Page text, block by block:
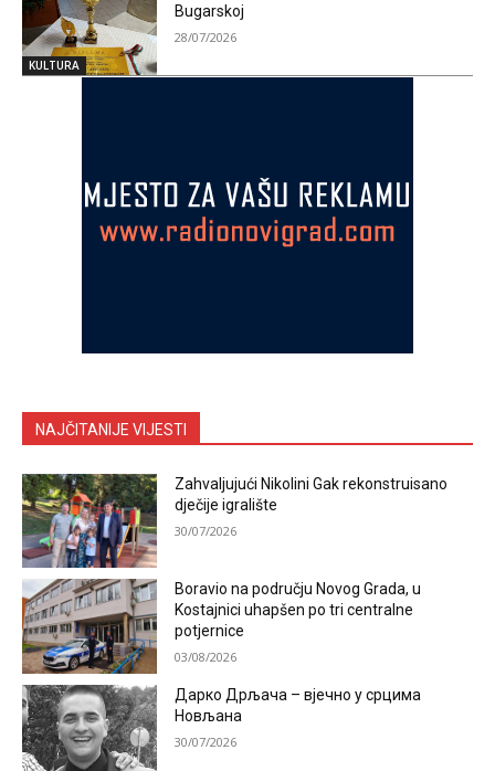
KULTURA
Bugarskoj
28/07/2026
NAJČITANIJE VIJESTI
Zahvaljujući Nikolini Gak rekonstruisano
dječije igralište
30/07/2026
Boravio na području Novog Grada, u
Kostajnici uhapšen po tri centralne
potjernice
03/08/2026
Дарко Дрљача – вјечно у срцима
Новљана
30/07/2026